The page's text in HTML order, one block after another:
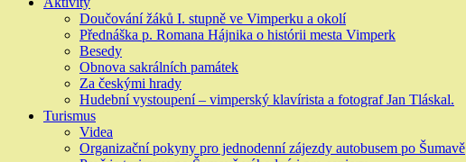
Doučování žáků I. stupně ve Vimperku a okolí
Přednáška p. Romana Hájnika o histórii mesta Vimperk
Besedy
Obnova sakrálních památek
Za českými hrady
Hudební vystoupení – vimperský klavírista a fotograf Jan Tláskal.
Turismus
Videa
Organizační pokyny pro jednodenní zájezdy autobusem po Šumavě